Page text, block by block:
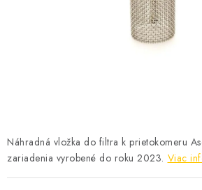
Náhradná vložka do filtra k prietokomeru
zariadenia vyrobené do roku 2023. Viac